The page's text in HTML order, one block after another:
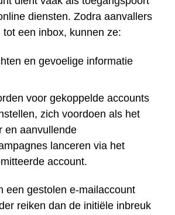
diensten. Zodra aanvallers
een inbox, kunnen ze:
en gevoelige informatie
voor gekoppelde accounts
zich voordoen als het
en aanvullende
lanceren via het
account.
een gestolen e-mailaccount
reiken dan de initiële inbreuk